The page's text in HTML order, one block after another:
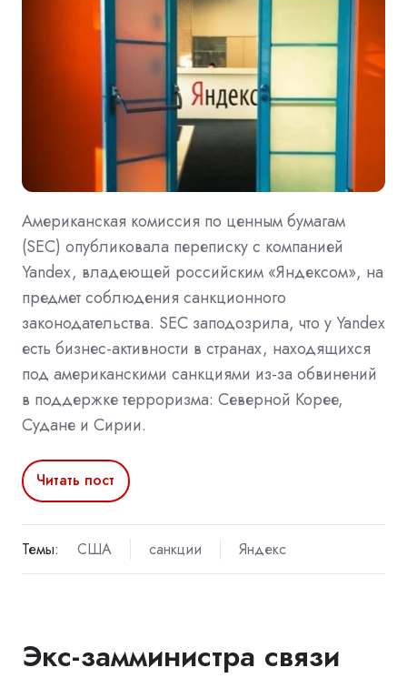
Американская комиссия по ценным бумагам
(SEC) опубликовала переписку с компанией
Yandex, владеющей российским «Яндексом», на
предмет соблюдения санкционного
законодательства. SEC заподозрила, что у Yandex
есть бизнес-активности в странах, находящихся
под американскими санкциями из-за обвинений
в поддержке терроризма: Северной Корее,
Судане и Сирии.
Читать пост
Темы: США санкции Яндекс
Экс-замминистра связи